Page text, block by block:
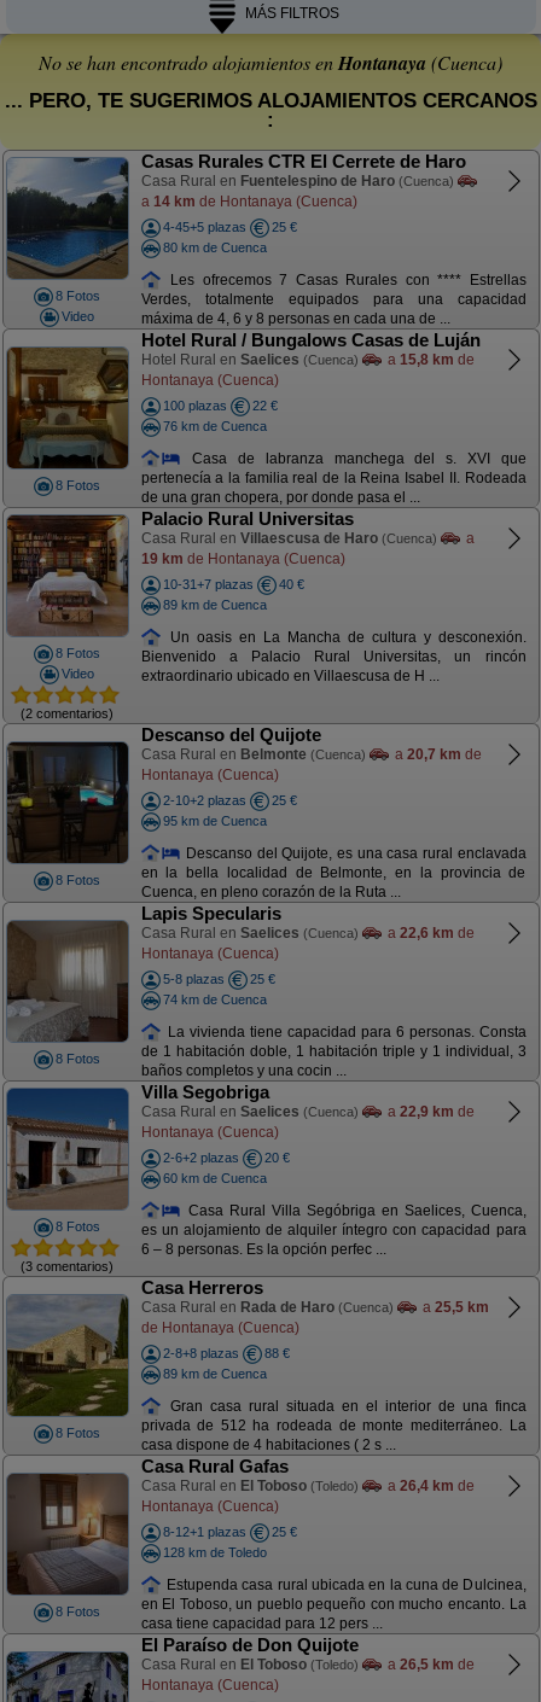
MÁS FILTROS
No se han encontrado alojamientos enHontanaya (Cuenca)
... PERO, TE SUGERIMOS ALOJAMIENTOS CERCANOS
:
8 Fotos
Video
Casas Rurales CTR El Cerrete de Haro
Casa Rural en Fuentelespino de Haro (Cuenca)
a 14 km de Hontanaya (Cuenca)
4-45+5 plazas
25 €
80 km de Cuenca
Les ofrecemos 7 Casas Rurales con **** Estrellas
Verdes, totalmente equipados para una capacidad
máxima de 4, 6 y 8 personas en cada una de ...
8 Fotos
Hotel Rural / Bungalows Casas de Luján
Hotel Rural en Saelices (Cuenca) a 15,8 km de
Hontanaya (Cuenca)
100 plazas
22 €
76 km de Cuenca
Casa de labranza manchega del s. XVI que
pertenecía a la familia real de la Reina Isabel II. Rodeada
de una gran chopera, por donde pasa el ...
8 Fotos
Video
(2 comentarios)
Palacio Rural Universitas
Casa Rural en Villaescusa de Haro (Cuenca)
a
19 km de Hontanaya (Cuenca)
10-31+7 plazas
40 €
89 km de Cuenca
Un oasis en La Mancha de cultura y desconexión.
Bienvenido a Palacio Rural Universitas, un rincón
extraordinario ubicado en Villaescusa de H ...
8 Fotos
Descanso del Quijote
Casa Rural en Belmonte (Cuenca) a 20,7 km de
Hontanaya (Cuenca)
2-10+2 plazas
25 €
95 km de Cuenca
Descanso del Quijote, es una casa rural enclavada
en la bella localidad de Belmonte, en la provincia de
Cuenca, en pleno corazón de la Ruta ...
8 Fotos
Lapis Specularis
Casa Rural en Saelices (Cuenca) a 22,6 km de
Hontanaya (Cuenca)
5-8 plazas
25 €
74 km de Cuenca
La vivienda tiene capacidad para 6 personas. Consta
de 1 habitación doble, 1 habitación triple y 1 individual, 3
baños completos y una cocin ...
8 Fotos
(3 comentarios)
Villa Segobriga
Casa Rural en Saelices (Cuenca) a 22,9 km de
Hontanaya (Cuenca)
2-6+2 plazas
20 €
60 km de Cuenca
Casa Rural Villa Segóbriga en Saelices, Cuenca,
es un alojamiento de alquiler íntegro con capacidad para
6 – 8 personas. Es la opción perfec ...
8 Fotos
Casa Herreros
Casa Rural en Rada de Haro (Cuenca) a 25,5 km
de Hontanaya (Cuenca)
2-8+8 plazas
88 €
89 km de Cuenca
Gran casa rural situada en el interior de una finca
privada de 512 ha rodeada de monte mediterráneo. La
casa dispone de 4 habitaciones ( 2 s ...
8 Fotos
Casa Rural Gafas
Casa Rural en El Toboso (Toledo) a 26,4 km de
Hontanaya (Cuenca)
8-12+1 plazas
25 €
128 km de Toledo
Estupenda casa rural ubicada en la cuna de Dulcinea,
en El Toboso, un pueblo pequeño con mucho encanto. La
casa tiene capacidad para 12 pers ...
El Paraíso de Don Quijote
Casa Rural en El Toboso (Toledo) a 26,5 km de
Hontanaya (Cuenca)